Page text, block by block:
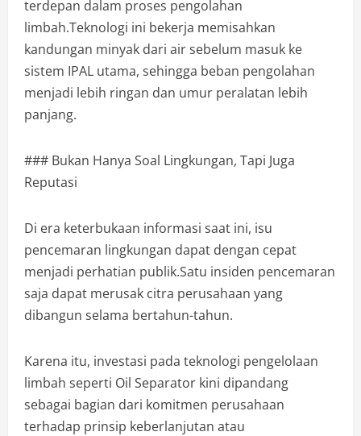
terdepan dalam proses pengolahan
limbah.Teknologi ini bekerja memisahkan
kandungan minyak dari air sebelum masuk ke
sistem IPAL utama, sehingga beban pengolahan
menjadi lebih ringan dan umur peralatan lebih
panjang.
### Bukan Hanya Soal Lingkungan, Tapi Juga
Reputasi
Di era keterbukaan informasi saat ini, isu
pencemaran lingkungan dapat dengan cepat
menjadi perhatian publik.Satu insiden pencemaran
saja dapat merusak citra perusahaan yang
dibangun selama bertahun-tahun.
Karena itu, investasi pada teknologi pengelolaan
limbah seperti Oil Separator kini dipandang
sebagai bagian dari komitmen perusahaan
terhadap prinsip keberlanjutan atau